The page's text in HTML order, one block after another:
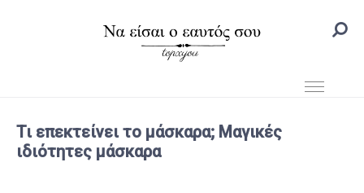
Τι επεκτείνει το μάσκαρα; Μαγικές
ιδιότητες μάσκαρα